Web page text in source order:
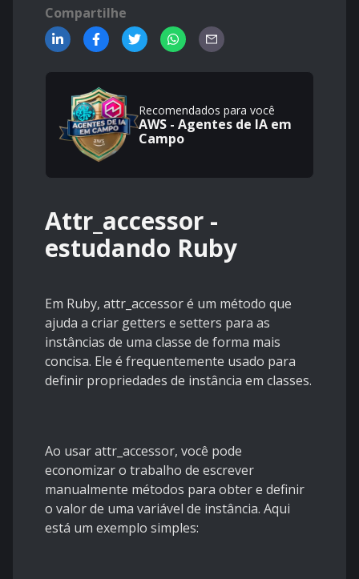
Compartilhe
Recomendados para você
AWS - Agentes de IA em
Campo
Attr_accessor -
estudando Ruby
Em Ruby, attr_accessor é um método que
ajuda a criar getters e setters para as
instâncias de uma classe de forma mais
concisa. Ele é frequentemente usado para
definir propriedades de instância em classes.
Ao usar attr_accessor, você pode
economizar o trabalho de escrever
manualmente métodos para obter e definir
o valor de uma variável de instância. Aqui
está um exemplo simples: